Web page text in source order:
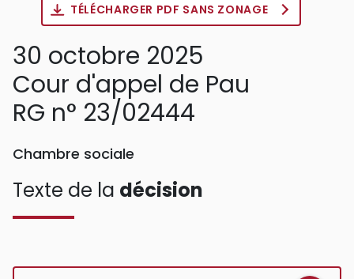
TÉLÉCHARGER PDF SANS ZONAGE
30 octobre 2025
Cour d'appel de Pau
RG n° 23/02444
Chambre sociale
Texte de la décision